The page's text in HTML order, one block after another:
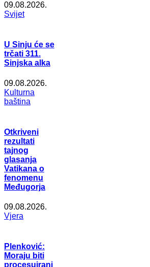
09.08.2026.
Svijet
U Sinju će se
trčati 311.
Sinjska alka
09.08.2026.
Kulturna
baština
Otkriveni
rezultati
tajnog
glasanja
Vatikana o
fenomenu
Međugorja
09.08.2026.
Vjera
Plenković:
Moraju biti
procesuirani